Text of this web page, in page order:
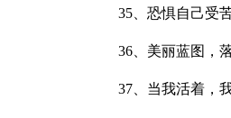
35、恐惧自己受
36、美丽蓝图，
37、当我活着，